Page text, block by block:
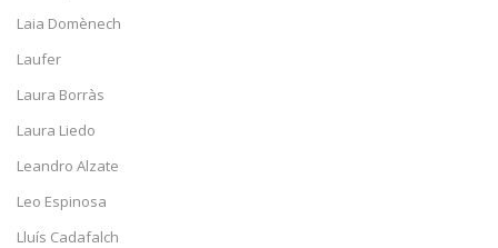
Laia Domènech
Laufer
Laura Borràs
Laura Liedo
Leandro Alzate
Leo Espinosa
Lluís Cadafalch